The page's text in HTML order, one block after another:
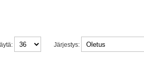
Järjestys: